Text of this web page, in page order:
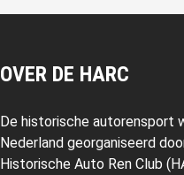
OVER DE HARC
De historische autorensport
Nederland georganiseerd
Historische Auto Ren Club